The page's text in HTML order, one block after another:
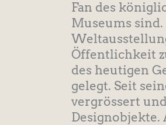
Fan des
Museums
Öffentlichkeit
des heutigen
gelegt. Seit
vergrössert